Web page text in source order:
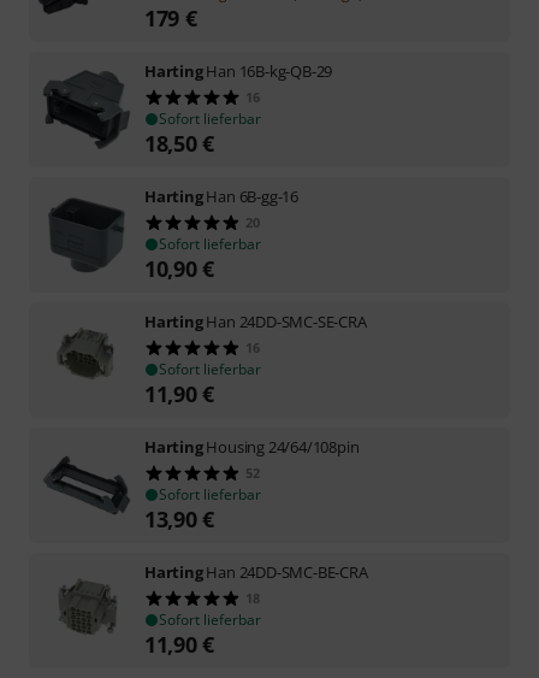
179 €
HartingHan 16B-kg-QB-29
16
Sofort lieferbar
18,50€
HartingHan 6B-gg-16
20
Sofort lieferbar
10,90€
HartingHan 24DD-SMC-SE-CRA
16
Sofort lieferbar
11,90€
HartingHousing 24/64/108pin
52
Sofort lieferbar
13,90€
HartingHan 24DD-SMC-BE-CRA
18
Sofort lieferbar
11,90€